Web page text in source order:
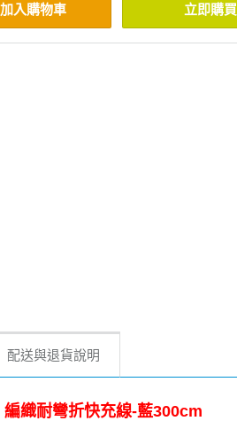
加入購物車 立即購買
配送與退貨說明
織耐彎折快充線-藍300cm